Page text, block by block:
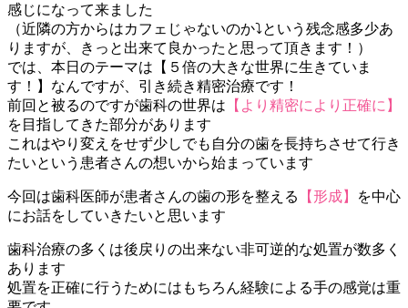
感じになって来ました
（近隣の方からはカフェじゃないのか⤵︎という残念感多少あ
りますが、きっと出来て良かったと思って頂きます！）
では、本日のテーマは【５倍の大きな世界に生きていま
す！】なんですが、引き続き精密治療です！
前回と被るのですが歯科の世界は 【より精密により正確に】
を目指してきた部分があります
これはやり変えをせず少しでも自分の歯を長持ちさせて行き
たいという患者さんの想いから始まっています
今回は歯科医師が患者さんの歯の形を整える 【形成】
を中心
にお話をしていきたいと思います
歯科治療の多くは後戻りの出来ない非可逆的な処置が数多く
あります
処置を正確に行うためにはもちろん経験による手の感覚は重